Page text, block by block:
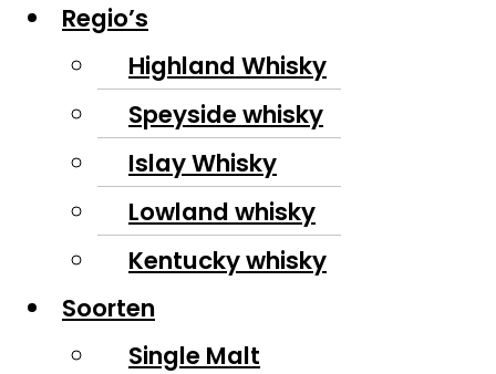
Regio’s
Highland Whisky
Speyside whisky
Islay Whisky
Lowland whisky
Kentucky whisky
Soorten
Single Malt